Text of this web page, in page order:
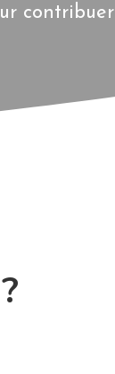
contribuer